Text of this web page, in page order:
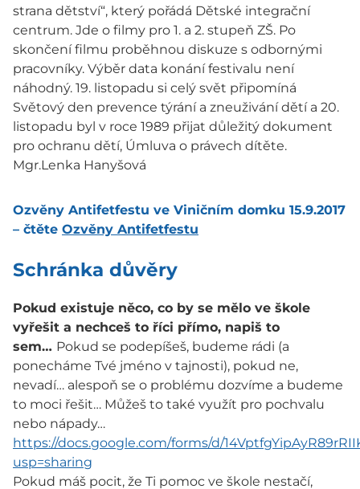
strana dětství“, který pořádá Dětské integrační
centrum. Jde o filmy pro 1. a 2. stupeň ZŠ. Po
skončení filmu proběhnou diskuze s odbornými
pracovníky. Výběr data konání festivalu není
náhodný. 19. listopadu si celý svět připomíná
Světový den prevence týrání a zneuživání dětí a 20.
listopadu byl v roce 1989 přijat důležitý dokument
pro ochranu dětí, Úmluva o právech dítěte.
Mgr.Lenka Hanyšová
Ozvěny Antifetfestu ve Viničním domku 15.9.2017
– čtěte Ozvěny Antifetfestu
Schránka důvěry
Pokud existuje něco, co by se mělo ve škole
vyřešit a nechceš to říci přímo, napiš to
sem… Pokud se podepíšeš, budeme rádi (a
ponecháme Tvé jméno v tajnosti), pokud ne,
nevadí… alespoň se o problému dozvíme a budeme
to moci řešit… Můžeš to také využít pro pochvalu
nebo nápady…
https://docs.google.com/forms/d/
usp=sharing
Pokud máš pocit, že Ti pomoc ve škole nestačí,